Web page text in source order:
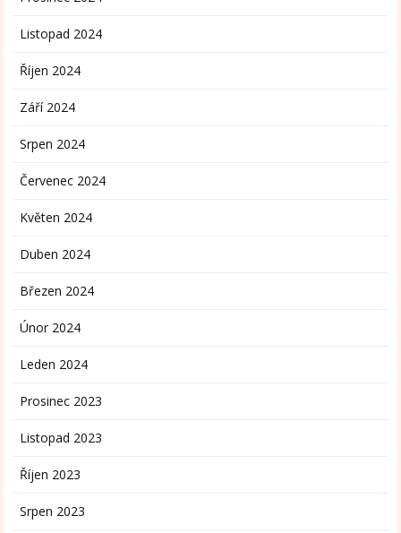
Listopad 2024
Říjen 2024
Září 2024
Srpen 2024
Červenec 2024
Květen 2024
Duben 2024
Březen 2024
Únor 2024
Leden 2024
Prosinec 2023
Listopad 2023
Říjen 2023
Srpen 2023